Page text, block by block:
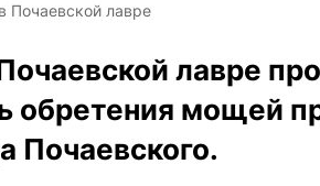
Почаевской лавре
лавре
обретения мощей
Почаевского.